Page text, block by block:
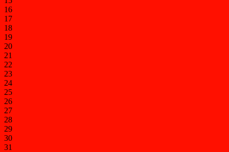
16
17
18
19
20
21
22
23
24
25
26
27
28
29
30
31